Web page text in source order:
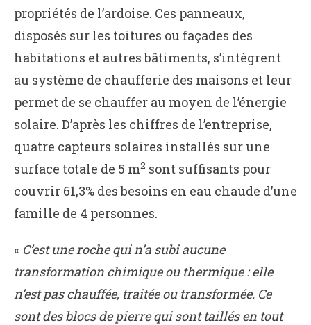
propriétés de l’ardoise. Ces panneaux,
disposés sur les toitures ou façades des
habitations et autres bâtiments, s’intègrent
au système de chaufferie des maisons et leur
permet de se chauffer au moyen de l’énergie
solaire. D’après les chiffres de l’entreprise,
quatre capteurs solaires installés sur une
surface totale de 5 m2 sont suffisants pour
couvrir 61,3% des besoins en eau chaude d’une
famille de 4 personnes.
« C’est une roche qui n’a subi aucune
transformation chimique ou thermique : elle
n’est pas chauffée, traitée ou transformée. Ce
sont des blocs de pierre qui sont taillés en tout